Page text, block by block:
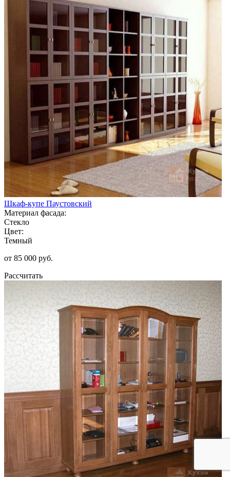
Шкаф-купе Паустовский
Материал фасада:
Стекло
Цвет:
Темный
от 85 000 руб.
Рассчитать